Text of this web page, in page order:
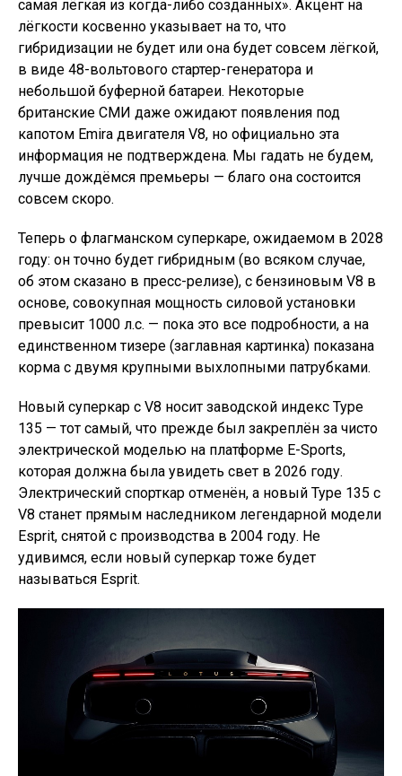
самая лёгкая из когда-либо созданных». Акцент на
лёгкости косвенно указывает на то, что
гибридизации не будет или она будет совсем лёгкой,
в виде 48-вольтового стартер-генератора и
небольшой буферной батареи. Некоторые
британские СМИ даже ожидают появления под
капотом Emira двигателя V8, но официально эта
информация не подтверждена. Мы гадать не будем,
лучше дождёмся премьеры — благо она состоится
совсем скоро.
Теперь о флагманском суперкаре, ожидаемом в 2028
году: он точно будет гибридным (во всяком случае,
об этом сказано в пресс-релизе), с бензиновым V8 в
основе, совокупная мощность силовой установки
превысит 1000 л.с. — пока это все подробности, а на
единственном тизере (заглавная картинка) показана
корма с двумя крупными выхлопными патрубками.
Новый суперкар с V8 носит заводской индекс Type
135 — тот самый, что прежде был закреплён за чисто
электрической моделью на платформе E-Sports,
которая должна была увидеть свет в 2026 году.
Электрический спорткар отменён, а новый Type 135 с
V8 станет прямым наследником легендарной модели
Esprit, снятой с производства в 2004 году. Не
удивимся, если новый суперкар тоже будет
называться Esprit.